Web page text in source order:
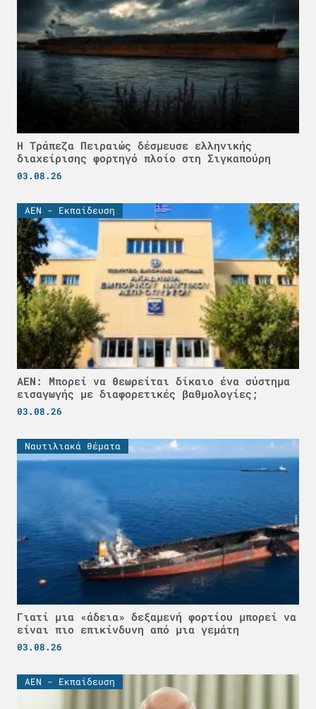
Η Τράπεζα Πειραιώς δέσμευσε ελληνικής
διαχείρισης φορτηγό πλοίο στη Σιγκαπούρη
03.08.26
ΑΕΝ - Εκπαίδευση
ΑΕΝ: Μπορεί να θεωρείται δίκαιο ένα σύστημα
εισαγωγής με διαφορετικές βαθμολογίες;
03.08.26
Ναυτιλιακά θέματα
Γιατί μια «άδεια» δεξαμενή φορτίου μπορεί να
είναι πιο επικίνδυνη από μια γεμάτη
03.08.26
ΑΕΝ - Εκπαίδευση